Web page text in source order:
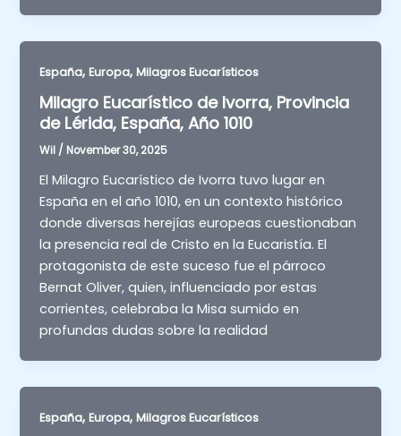
España,Europa,Milagros Eucarísticos
Milagro Eucarístico de Ivorra, Provincia
de Lérida, España, Año 1010
Wil / November 30, 2025
El Milagro Eucarístico de Ivorra tuvo lugar en
España en el año 1010, en un contexto histórico
donde diversas herejías europeas cuestionaban
la presencia real de Cristo en la Eucaristía. El
protagonista de este suceso fue el párroco
Bernat Oliver, quien, influenciado por estas
corrientes, celebraba la Misa sumido en
profundas dudas sobre la realidad
España,Europa,Milagros Eucarísticos